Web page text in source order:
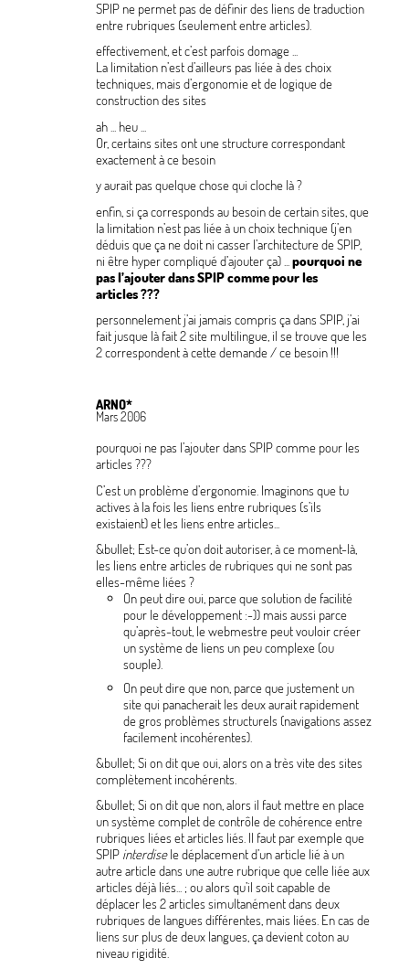
SPIP ne permet pas de définir des liens de traduction
entre rubriques (seulement entre articles).
effectivement, et c’est parfois domage ...
La limitation n’est d’ailleurs pas liée à des choix
techniques, mais d’ergonomie et de logique de
construction des sites
ah ... heu ...
Or, certains sites ont une structure correspondant
exactement à ce besoin
y aurait pas quelque chose qui cloche là?
enfin, si ça corresponds au besoin de certain sites, que
la limitation n’est pas liée à un choix technique (j’en
déduis que ça ne doit ni casser l’architecture de SPIP,
ni être hyper compliqué d’ajouter ça) ...pourquoi ne
pas l’ajouter dans SPIP comme pour les
articles???
personnelement j’ai jamais compris ça dans SPIP, j’ai
fait jusque là fait 2 site multilingue, il se trouve que les
2 correspondent à cette demande / ce besoin !!!
ARNO*
Mars 2006
pourquoi ne pas l’ajouter dans SPIP comme pour les
articles ???
C’est un problème d’ergonomie. Imaginons que tu
actives à la fois les liens entre rubriques (s’ils
existaient) et les liens entre articles...
&bullet; Est-ce qu’on doit autoriser, à ce moment-là,
les liens entre articles de rubriques qui ne sont pas
elles-même liées ?
On peut dire oui, parce que solution de facilité
pour le développement :-)) mais aussi parce
qu’après-tout, le webmestre peut vouloir créer
un système de liens un peu complexe (ou
souple).
On peut dire que non, parce que justement un
site qui panacherait les deux aurait rapidement
de gros problèmes structurels (navigations assez
facilement incohérentes).
&bullet; Si on dit que oui, alors on a très vite des sites
complètement incohérents.
&bullet; Si on dit que non, alors il faut mettre en place
un système complet de contrôle de cohérence entre
rubriques liées et articles liés. Il faut par exemple que
SPIP interdisele déplacement d’un article lié à un
autre article dans une autre rubrique que celle liée aux
articles déjà liés... ; ou alors qu’il soit capable de
déplacer les 2 articles simultanément dans deux
rubriques de langues différentes, mais liées. En cas de
liens sur plus de deux langues, ça devient coton au
niveau rigidité.